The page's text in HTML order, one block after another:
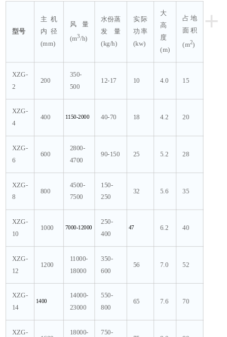
+
型号
主机
内径
(mm)
风量
(m3/h)
水份蒸
发量
(kg/h)
实际
功率
(kw)
大
高
度
(m)
占地
面积
(m2)
XZG-
2
200
350-
500
12-17 10 4.0 15
XZG-
4
400 1150-2000 40-70 18 4.2 20
XZG-
6
600
2800-
4700
90-150 25 5.2 28
XZG-
8
800
4500-
7500
150-
250
32 5.6 35
XZG-
10
1000 7000-12000
250-
400
47 6.2 40
XZG-
12
1200
11000-
18000
350-
600
56 7.0 52
XZG-
14
1400
14000-
23000
550-
800
65 7.6 70
XZG-
18000-
750-